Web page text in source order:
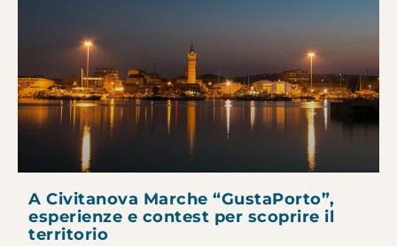
A Civitanova Marche “GustaPorto”,
esperienze e contest per scoprire il
territorio